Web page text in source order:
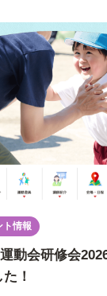
ト情報
運動会研修会
！